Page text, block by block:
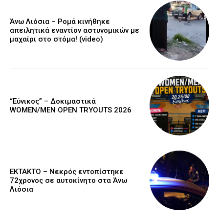
Άνω Λιόσια – Ρομά κινήθηκε
απειλητικά εναντίον αστυνομικών με
μαχαίρι στο στόμα! (video)
“Εύνικος” – Δοκιμαστικά
WOMEN/MEN OPEN TRYOUTS 2026
EKTAKTO – Νεκρός εντοπίστηκε
72χρονος σε αυτοκίνητο στα Άνω
Λιόσια